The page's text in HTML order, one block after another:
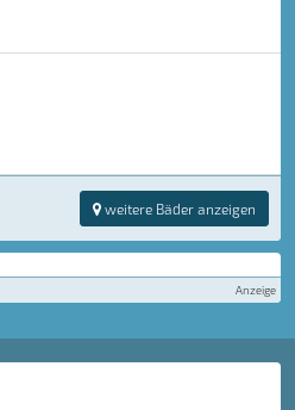
weitere Bäder anzeigen
Anzeige